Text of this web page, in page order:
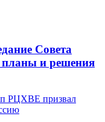
Совета
и решения